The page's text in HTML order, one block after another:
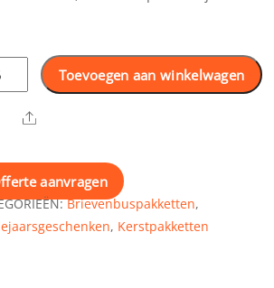
Toevoegen aan winkelwagen
Share
aanvragen
Brievenbuspakketten,
, Kerstpakketten